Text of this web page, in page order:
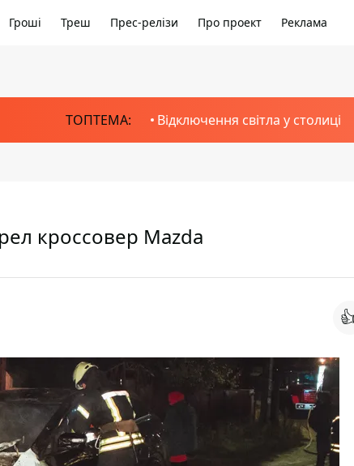
Гроші Треш Прес-релізи Про проект Реклама
ТОПТЕМА: Відключення світла у столиці
кроссовер Mazda